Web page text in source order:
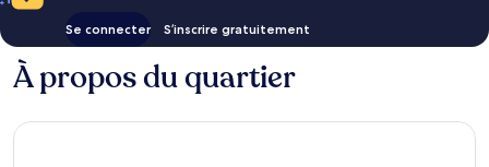
Se connecter S’inscrire gratuitement
À propos du quartier